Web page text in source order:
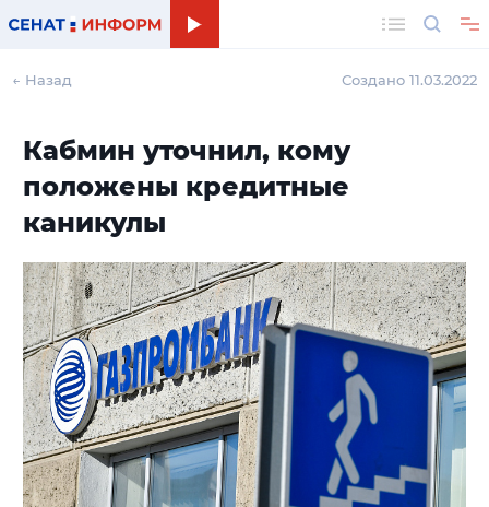
← Назад Создано 11.03.2022
Кабмин уточнил, кому
положены кредитные
каникулы